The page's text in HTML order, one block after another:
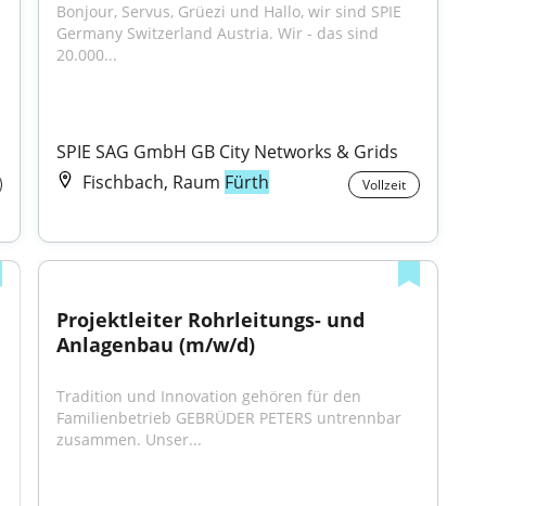
Bonjour, Servus, Grüezi und Hallo, wir sind SPIE
Germany Switzerland Austria. Wir - das sind
20.000...
SPIE SAG GmbH GB City Networks & Grids
Fischbach, Raum Fürth Vollzeit
Projektleiter Rohrleitungs- und
Anlagenbau (m/w/d)
Tradition und Innovation gehören für den
Familienbetrieb GEBRÜDER PETERS untrennbar
zusammen. Unser...